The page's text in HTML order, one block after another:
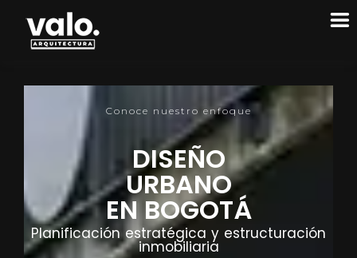
Conoce nuestro enfoque
DISEÑO
URBANO
EN BOGOTÁ
Planificación estratégica y estructuración
inmobiliaria